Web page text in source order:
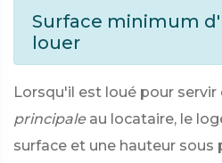
Surface minimum
louer
Lorsqu'il est loué pour servir
principale au locataire, le
surface et une hauteur sous